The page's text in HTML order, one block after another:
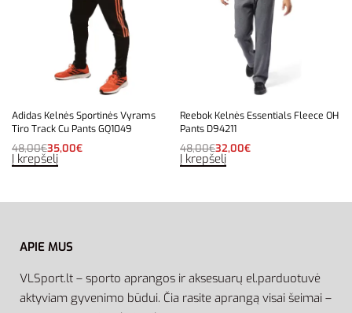
Adidas Kelnės Sportinės Vyrams
Tiro Track Cu Pants GQ1049
48,00€35,00€
Į krepšelį
Reebok Kelnės Essentials Fleece OH
Pants D94211
48,00€32,00€
Į krepšelį
APIE MUS
VLSport.lt – sporto aprangos ir aksesuarų el.parduotuvė
aktyviam gyvenimo būdui. Čia rasite aprangą visai šeimai –